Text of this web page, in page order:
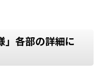
」各部の詳細に